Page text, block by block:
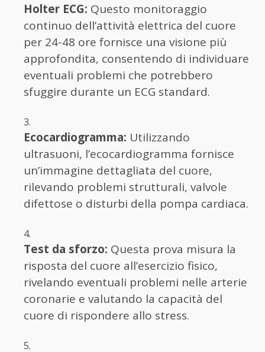
Holter ECG: Questo monitoraggio
continuo dell’attività elettrica del cuore
per 24-48 ore fornisce una visione più
approfondita, consentendo di individuare
eventuali problemi che potrebbero
sfuggire durante un ECG standard.
Ecocardiogramma: Utilizzando
ultrasuoni, l’ecocardiogramma fornisce
un’immagine dettagliata del cuore,
rilevando problemi strutturali, valvole
difettose o disturbi della pompa cardiaca.
Test da sforzo: Questa prova misura la
risposta del cuore all’esercizio fisico,
rivelando eventuali problemi nelle arterie
coronarie e valutando la capacità del
cuore di rispondere allo stress.